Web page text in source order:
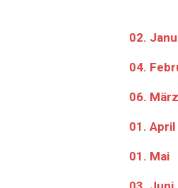
02.
04.
06.
01.
01.